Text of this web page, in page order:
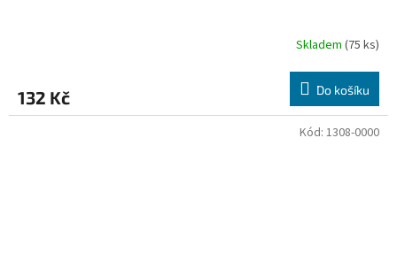
Skladem (75 ks)
132 Kč Do košíku
Kód: 1308-0000